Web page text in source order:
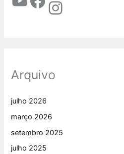
Arquivo
julho 2026
março 2026
setembro 2025
julho 2025